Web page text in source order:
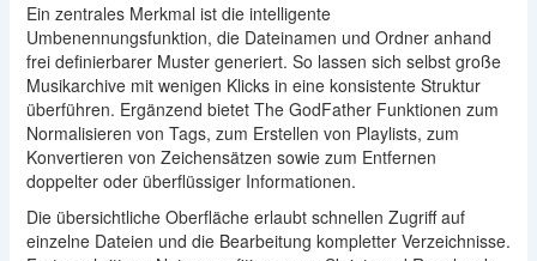
Ein zentrales Merkmal ist die intelligente
Umbenennungsfunktion, die Dateinamen und Ordner anhand
frei definierbarer Muster generiert. So lassen sich selbst große
Musikarchive mit wenigen Klicks in eine konsistente Struktur
überführen. Ergänzend bietet The GodFather Funktionen zum
Normalisieren von Tags, zum Erstellen von Playlists, zum
Konvertieren von Zeichensätzen sowie zum Entfernen
doppelter oder überflüssiger Informationen.
Die übersichtliche Oberfläche erlaubt schnellen Zugriff auf
einzelne Dateien und die Bearbeitung kompletter Verzeichnisse.